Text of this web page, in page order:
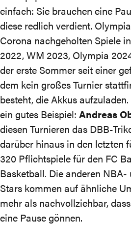
einfach: Sie brauchen eine
diese redlich verdient.
Corona nachgeholten Spiele
2022, WM 2023, Olympia
der erste Sommer seit einer
dem kein großes Turnier
besteht, die Akkus
ein gutes Beispiel: Andreas
diesen Turnieren das DBB-
darüber hinaus in den letzten
320 Pflichtspiele für den FC
Basketball. Die anderen
Stars kommen auf ähnliche
mehr als nachvollziehbar,
eine Pause gönnen.